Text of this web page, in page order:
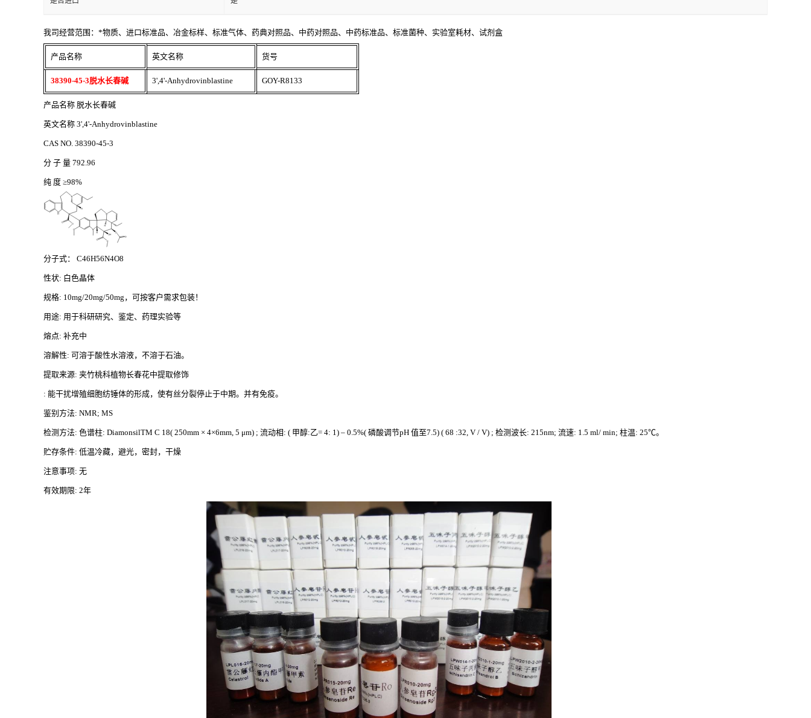
我司经营范围：*物质、进口标准品、冶金标样、标准气体、药典对照品、中药对照品、中药标准品、标准菌种、实验室耗材、试剂盒
产品名称 英文名称 货号
38390-45-3脱水长春碱 3',4'-Anhydrovinblastine GOY-R8133
产品名称 脱水长春碱
英文名称 3',4'-Anhydrovinblastine
CAS NO. 38390-45-3
分 子 量 792.96
纯 度 ≥98%
分子式： C46H56N4O8
性状: 白色晶体
规格: 10mg/20mg/50mg，可按客户需求包装！
用途: 用于科研研究、鉴定、药理实验等
熔点: 补充中
溶解性: 可溶于酸性水溶液，不溶于石油。
提取来源: 夹竹桃科植物长春花中提取修饰
: 能干扰增殖细胞纺锤体的形成，使有丝分裂停止于中期。并有免疫。
鉴别方法: NMR; MS
检测方法: 色谱柱: DiamonsilTM C 18( 250mm × 4×6mm, 5 μm) ; 流动相: ( 甲醇:乙= 4: 1) – 0.5%( 磷酸调节pH 值至7.5) ( 68 :32, V / V) ; 检测波长: 215nm; 流速: 1.5 ml/ min; 柱温: 25℃。
贮存条件: 低温冷藏，避光，密封，干燥
注意事项: 无
有效期限: 2年